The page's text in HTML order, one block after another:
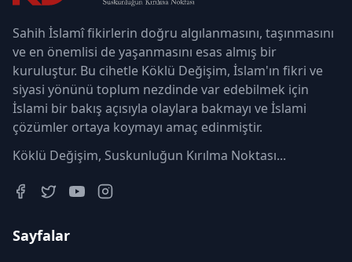
Sahih İslamî fikirlerin doğru algılanmasını, taşınmasını
ve en önemlisi de yaşanmasını esas almış bir
kuruluştur. Bu cihetle Köklü Değişim, İslam'ın fikri ve
siyasi yönünü toplum nezdinde var edebilmek için
İslami bir bakış açısıyla olaylara bakmayı ve İslami
çözümler ortaya koymayı amaç edinmiştir.
Köklü Değişim, Suskunluğun Kırılma Noktası...
Sayfalar